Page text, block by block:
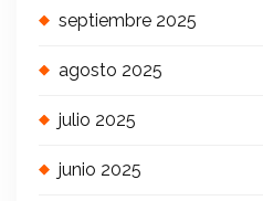
septiembre 2025
agosto 2025
julio 2025
junio 2025